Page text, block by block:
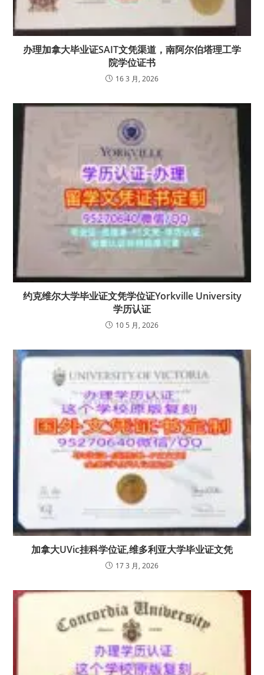
办理加拿大毕业证SAIT文凭渠道，南阿尔伯塔理工学
院学位证书
16 3 月, 2026
约克维尔大学毕业证文凭学位证Yorkville University
学历认证
10 5 月, 2026
加拿大UVic挂科学位证,维多利亚大学毕业证文凭
17 3 月, 2026